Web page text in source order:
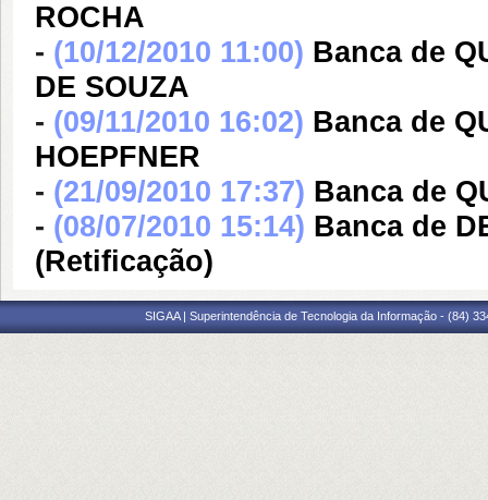
ROCHA
- (10/12/2010 11:00) Banca de
DE SOUZA
- (09/11/2010 16:02) Banca de
HOEPFNER
- (21/09/2010 17:37) Banca de
- (08/07/2010 15:14) Banca de
(Retificação)
SIGAA | Superintendência de Tecnologia da Informação - (84)